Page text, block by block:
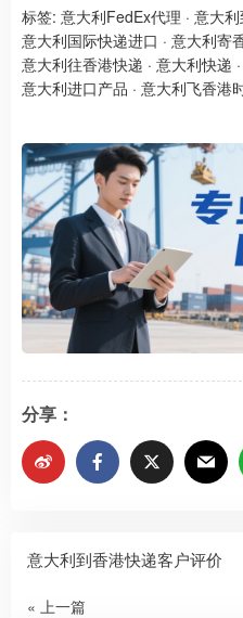
标签: 意大利FedEx代理 · 意大
意大利国际快递进口 · 意大利寄
意大利往香港快递 · 意大利快递 ·
意大利进口产品 · 意大利飞香港
分享：
意大利到香港快递客户评价
« 上一篇